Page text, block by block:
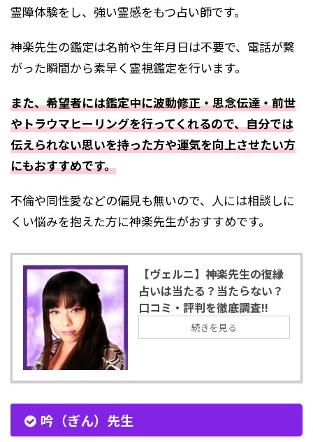
霊障体験をし、強い霊感をもつ占い師です。
神楽先生の鑑定は名前や生年月日は不要で、電話が繋
がった瞬間から素早く霊視鑑定を行います。
また、希望者には鑑定中に波動修正・思念伝達・前世
やトラウマヒーリングを行ってくれるので、自分では
伝えられない思いを持った方や運気を向上させたい方
にもおすすめです。
不倫や同性愛などの偏見も無いので、人には相談しに
くい悩みを抱えた方に神楽先生がおすすめです。
【ヴェルニ】神楽先生の復縁
占いは当たる？当たらない？
口コミ・評判を徹底調査!!
続きを見る
吟（ぎん）先生